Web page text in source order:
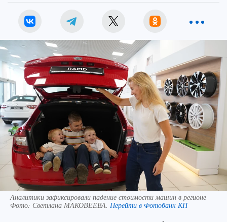
Аналитики зафиксировали падение стоимости машин в регионе
Фото: Светлана МАКОВЕЕВА. Перейти в Фотобанк КП